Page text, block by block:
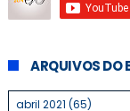
ARQUIVOS DO